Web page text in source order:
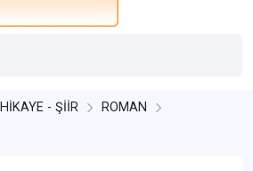
- ŞİİR ROMAN